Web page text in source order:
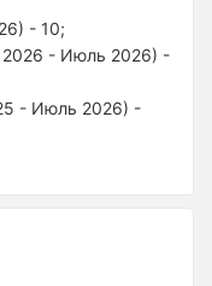
- 10;
2026 - Июль 2026) -
- Июль 2026) -